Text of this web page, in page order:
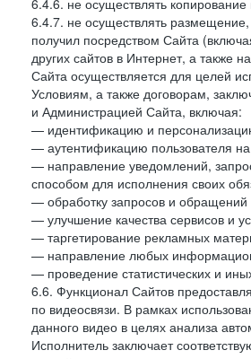
6.4.6. не осуществлять
6.4.7. не осуществлять
получил посредством Сайта
других сайтов в Интернет, а
Сайта осуществляется для целей
Условиям, а также договорам,
и Администрацией Сайта, включая:
— идентификацию и
— аутентификацию пользователя
— направление уведомлений,
способом для исполнения своих
— обработку запросов и обращений
— улучшение качества сервисов и
— таргетирование рекламных
— направление любых
— проведение статистических и
6.6. Функционал Сайтов
по видеосвязи. В рамках
данного видео в целях анализа
Исполнитель заключает